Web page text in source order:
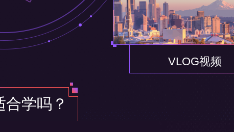
VLOG视频
学吗？
引导性思维